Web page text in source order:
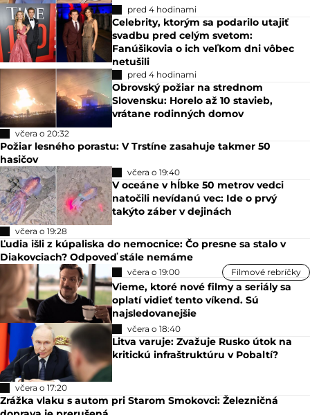
pred 4 hodinami
Celebrity, ktorým sa podarilo utajiť
svadbu pred celým svetom:
Fanúšikovia o ich veľkom dni vôbec
netušili
pred 4 hodinami
Obrovský požiar na strednom
Slovensku: Horelo až 10 stavieb,
vrátane rodinných domov
včera o 20:32
Požiar lesného porastu: V Trstíne zasahuje takmer 50
hasičov
včera o 19:40
V oceáne v hĺbke 50 metrov vedci
natočili nevídanú vec: Ide o prvý
takýto záber v dejinách
včera o 19:28
Ľudia išli z kúpaliska do nemocnice: Čo presne sa stalo v
Diakovciach? Odpoveď stále nemáme
včera o 19:00 Filmové rebríčky
Vieme, ktoré nové filmy a seriály sa
oplatí vidieť tento víkend. Sú
najsledovanejšie
včera o 18:40
Litva varuje: Zvažuje Rusko útok na
kritickú infraštruktúru v Pobaltí?
včera o 17:20
Zrážka vlaku s autom pri Starom Smokovci: Železničná